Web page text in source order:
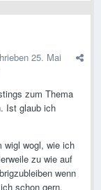
25. Mai
zum Thema
Ist glaub ich
wigl wogl, wie ich
zu wie auf
wenn
schon gern,